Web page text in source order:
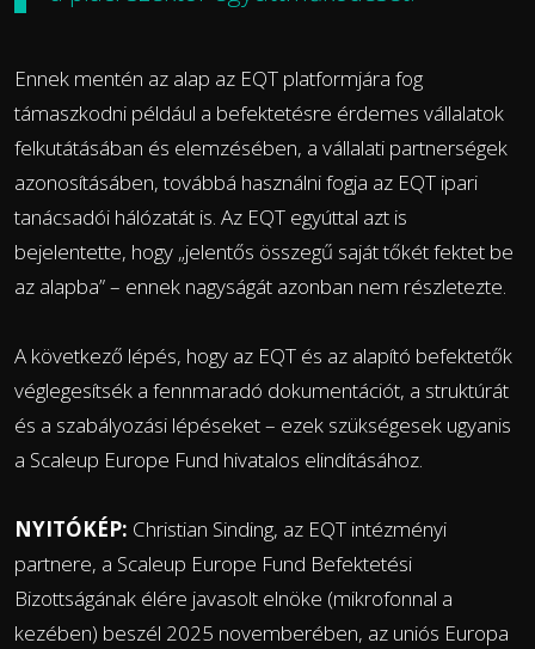
Ennek mentén az alap az EQT platformjára fog
támaszkodni például a befektetésre érdemes vállalatok
felkutátásában és elemzésében, a vállalati partnerségek
azonosításáben, továbbá használni fogja az EQT ipari
tanácsadói hálózatát is. Az EQT egyúttal azt is
bejelentette, hogy „jelentős összegű saját tőkét fektet be
az alapba” – ennek nagyságát azonban nem részletezte.
A következő lépés, hogy az EQT és az alapító befektetők
véglegesítsék a fennmaradó dokumentációt, a struktúrát
és a szabályozási lépéseket – ezek szükségesek ugyanis
a Scaleup Europe Fund hivatalos elindításához.
NYITÓKÉP: Christian Sinding, az EQT intézményi
partnere, a Scaleup Europe Fund Befektetési
Bizottságának élére javasolt elnöke (mikrofonnal a
kezében) beszél 2025 novemberében, az uniós Europa